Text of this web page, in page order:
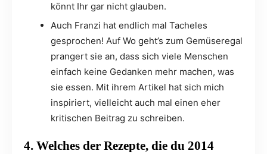
könnt Ihr gar nicht glauben.
Auch Franzi hat endlich mal Tacheles
gesprochen! Auf Wo geht’s zum Gemüseregal
prangert sie an, dass sich viele Menschen
einfach keine Gedanken mehr machen, was
sie essen. Mit ihrem Artikel hat sich mich
inspiriert, vielleicht auch mal einen eher
kritischen Beitrag zu schreiben.
4. Welches der Rezepte, die du 2014